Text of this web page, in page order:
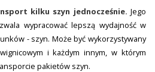
kilku szyn jednocześnie. Jego
wypracować lepszą wydajność w
- szyn. Może być wykorzystywany
i każdym innym, w którym
pakietów szyn.